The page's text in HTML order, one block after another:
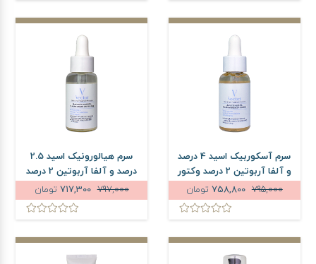
سرم آسکوربیک اسید 4 درصد
و آلفا آربوتین 2 درصد وکتور
حجم 30 میلی لیتر
795,000
758,800 تومان
سرم هیالورونیک اسید 2.5
درصد و آلفا آربوتین 2 درصد
وکتور حجم 30 میلی لیتر
797,000
717,300 تومان